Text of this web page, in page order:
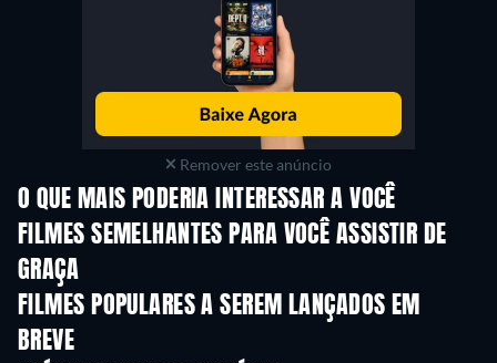
Remover este anúncio
O QUE MAIS PODERIA INTERESSAR A VOCÊ
FILMES SEMELHANTES PARA VOCÊ ASSISTIR DE
GRAÇA
FILMES POPULARES A SEREM LANÇADOS EM
BREVE